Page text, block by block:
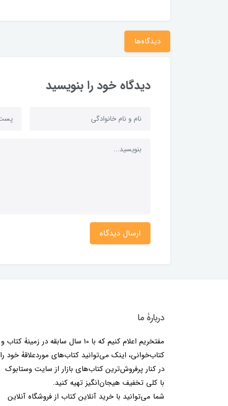
دیدگاه‌ها
دیدگاه خود را بنویسید
ارسال دیدگاه
دربارۀ ما
مفتخریم اعلام کنیم که با 10 سال سابقه در زمینۀ کتاب و
کتاب‌خوانی، اینک می‌توانید کتاب‌های موردعلاقۀ خود را
در کنار پرفروش‌ترین کتاب‌های بازار از سایت وستابوک
با کلی تخفیف هیجان‌انگیز تهیه کنید.
شما می‌توانید با خرید آنلاین کتاب از فروشگاه آنلاین